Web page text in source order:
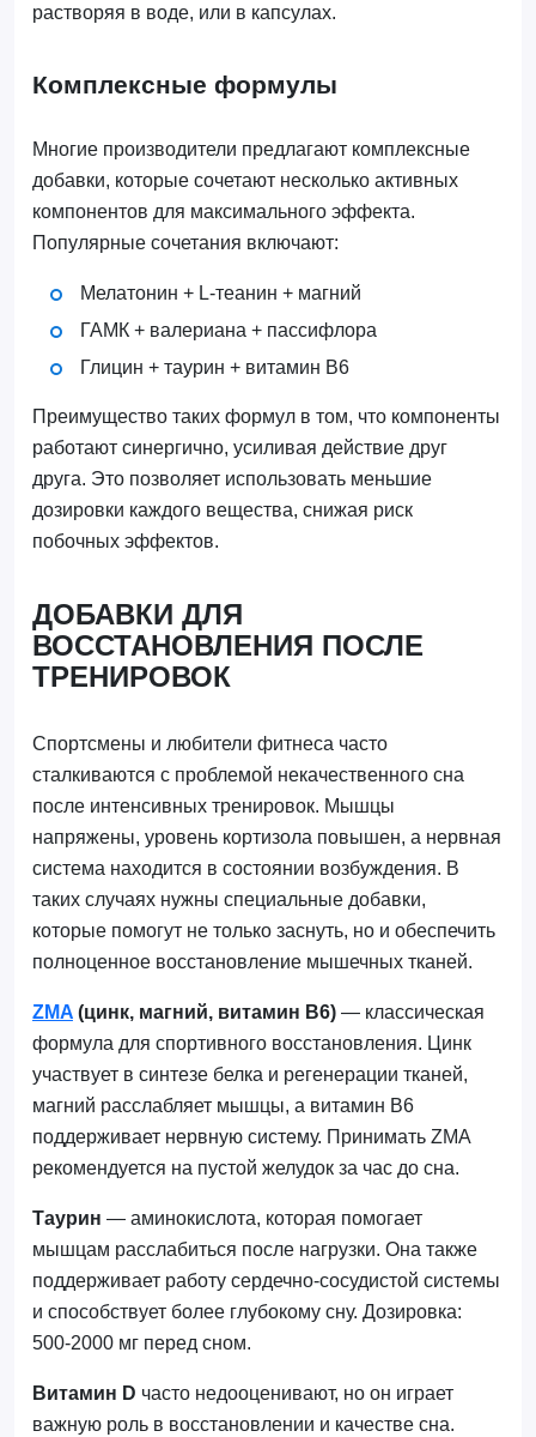
растворяя в воде, или в капсулах.
Комплексные формулы
Многие производители предлагают комплексные
добавки, которые сочетают несколько активных
компонентов для максимального эффекта.
Популярные сочетания включают:
Мелатонин + L-теанин + магний
ГАМК + валериана + пассифлора
Глицин + таурин + витамин B6
Преимущество таких формул в том, что компоненты
работают синергично, усиливая действие друг
друга. Это позволяет использовать меньшие
дозировки каждого вещества, снижая риск
побочных эффектов.
ДОБАВКИ ДЛЯ
ВОССТАНОВЛЕНИЯ ПОСЛЕ
ТРЕНИРОВОК
Спортсмены и любители фитнеса часто
сталкиваются с проблемой некачественного сна
после интенсивных тренировок. Мышцы
напряжены, уровень кортизола повышен, а нервная
система находится в состоянии возбуждения. В
таких случаях нужны специальные добавки,
которые помогут не только заснуть, но и обеспечить
полноценное восстановление мышечных тканей.
ZMA(цинк, магний, витамин B6)— классическая
формула для спортивного восстановления. Цинк
участвует в синтезе белка и регенерации тканей,
магний расслабляет мышцы, а витамин B6
поддерживает нервную систему. Принимать ZMA
рекомендуется на пустой желудок за час до сна.
Таурин — аминокислота, которая помогает
мышцам расслабиться после нагрузки. Она также
поддерживает работу сердечно-сосудистой системы
и способствует более глубокому сну. Дозировка:
500-2000 мг перед сном.
Витамин D часто недооценивают, но он играет
важную роль в восстановлении и качестве сна.